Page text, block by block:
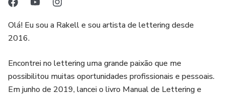
Olá! Eu sou a Rakell e sou artista de lettering desde
2016.
Encontrei no lettering uma grande paixão que me
possibilitou muitas oportunidades profissionais e pessoais.
Em junho de 2019, lancei o livro Manual de Lettering e